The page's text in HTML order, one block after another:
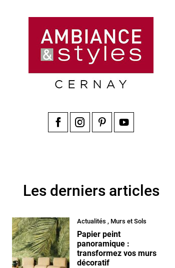
Les derniers articles
Actualités , Murs et Sols
Papier peint
panoramique :
transformez vos murs
décoratif